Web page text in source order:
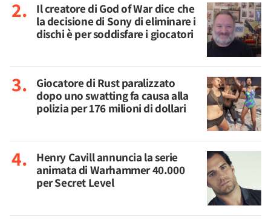
Il creatore di God of War dice che
la decisione di Sony di eliminare i
dischi è per soddisfare i giocatori
Giocatore di Rust paralizzato
dopo uno swatting fa causa alla
polizia per 176 milioni di dollari
Henry Cavill annuncia la serie
animata di Warhammer 40.000
per Secret Level